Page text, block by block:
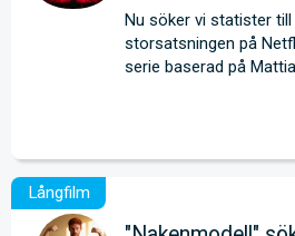
Nu söker vi statister
storsatsningen på
serie baserad på